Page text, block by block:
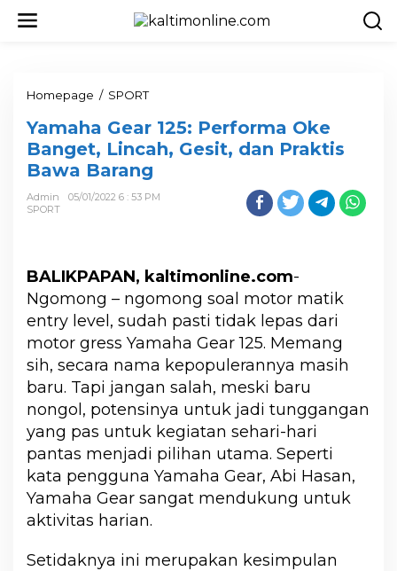
Homepage / SPORT
Yamaha Gear 125: Performa Oke
Banget, Lincah, Gesit, dan Praktis
Bawa Barang
Admin
05/01/2022 6 : 53 PM
SPORT
BALIKPAPAN, kaltimonline.com-
Ngomong – ngomong soal motor matik
entry level, sudah pasti tidak lepas dari
motor gress Yamaha Gear 125. Memang
sih, secara nama kepopulerannya masih
baru. Tapi jangan salah, meski baru
nongol, potensinya untuk jadi tunggangan
yang pas untuk kegiatan sehari-hari
pantas menjadi pilihan utama. Seperti
kata pengguna Yamaha Gear, Abi Hasan,
Yamaha Gear sangat mendukung untuk
aktivitas harian.
Setidaknya ini merupakan kesimpulan